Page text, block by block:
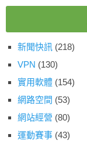
新聞快訊 (218)
VPN (130)
實用軟體 (154)
網路空間 (53)
網站經營 (80)
運動賽事 (43)